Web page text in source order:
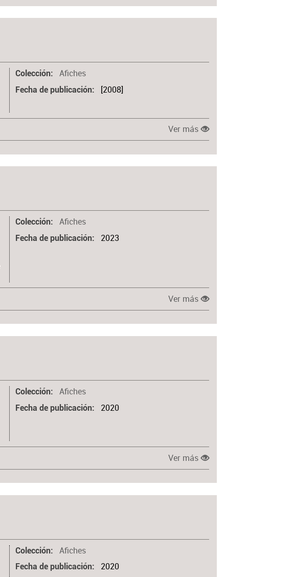
Colección Afiches
Fecha de publicación [2008]
Ver más
Colección Afiches
Fecha de publicación 2023
Ver más
Colección Afiches
Fecha de publicación 2020
Ver más
Colección Afiches
Fecha de publicación 2020